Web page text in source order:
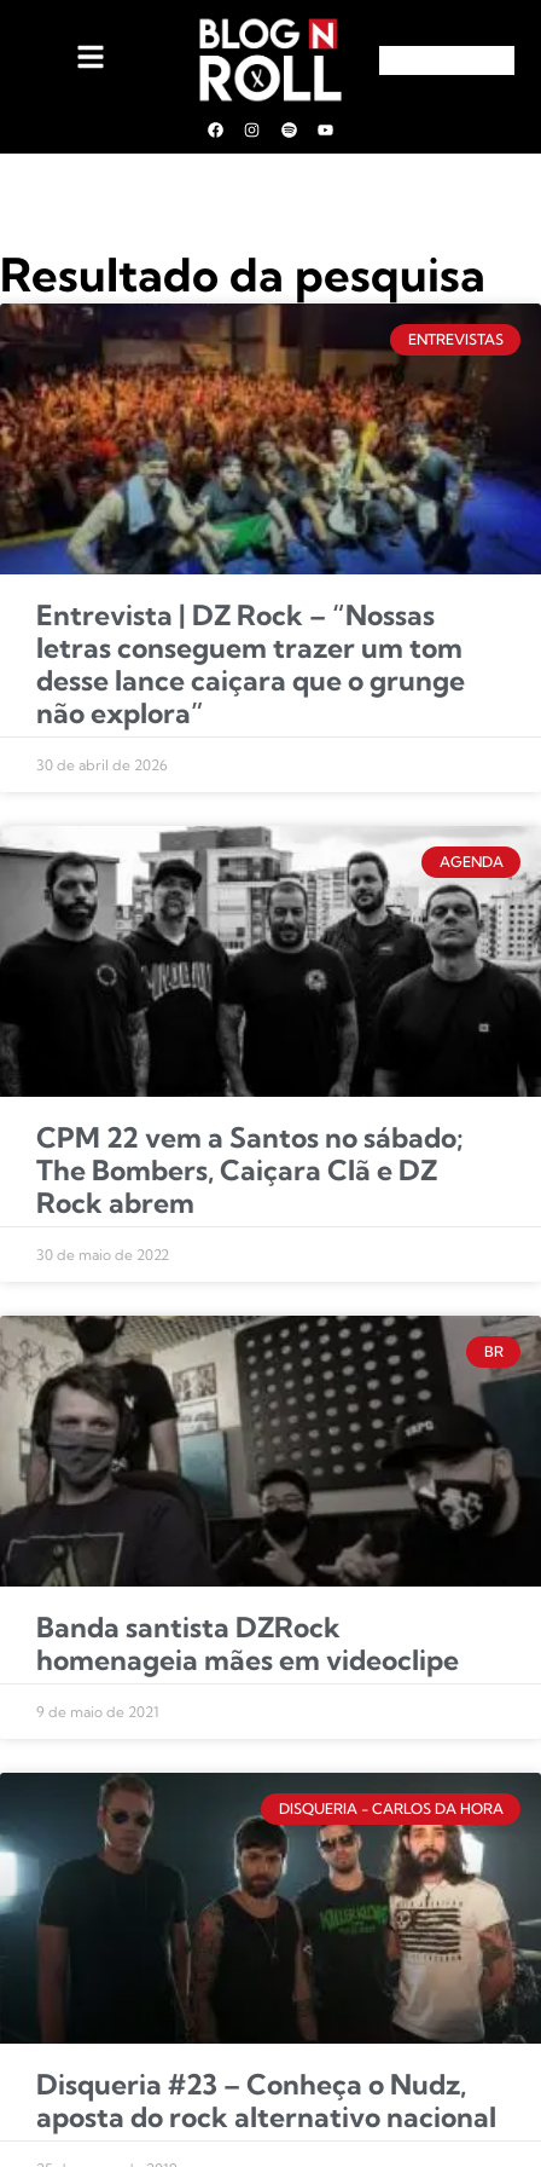
Resultado da pesquisa
ENTREVISTAS
Entrevista | DZ Rock – “Nossas
letras conseguem trazer um tom
desse lance caiçara que o grunge
não explora”
30 de abril de 2026
AGENDA
CPM 22 vem a Santos no sábado;
The Bombers, Caiçara Clã e DZ
Rock abrem
30 de maio de 2022
BR
Banda santista DZRock
homenageia mães em videoclipe
9 de maio de 2021
DISQUERIA - CARLOS DA HORA
Disqueria #23 – Conheça o Nudz,
aposta do rock alternativo nacional